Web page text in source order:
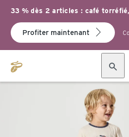
33 % dès 2 articles : café
Profiter maintenant